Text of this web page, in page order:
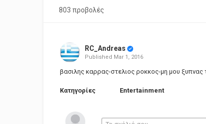
803 προβολές
RC_Andreas
Published Mar 1, 2016
βασιλης καρρας-στελιος ροκκος-μη μου ξυπνας
Κατηγορίες Entertainment